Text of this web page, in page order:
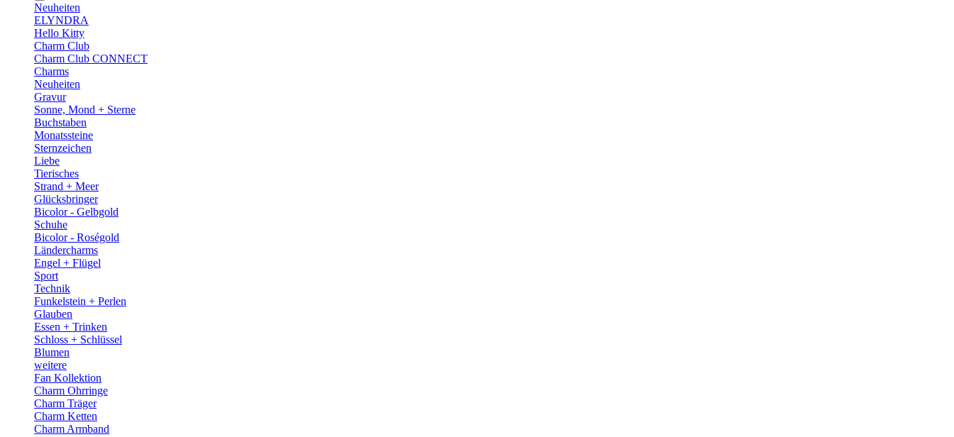
Neuheiten
ELYNDRA
Hello Kitty
Charm Club
Charm Club CONNECT
Charms
Neuheiten
Gravur
Sonne, Mond + Sterne
Buchstaben
Monatssteine
Sternzeichen
Liebe
Tierisches
Strand + Meer
Glücksbringer
Bicolor - Gelbgold
Schuhe
Bicolor - Roségold
Ländercharms
Engel + Flügel
Sport
Technik
Funkelstein + Perlen
Glauben
Essen + Trinken
Schloss + Schlüssel
Blumen
weitere
Fan Kollektion
Charm Ohrringe
Charm Träger
Charm Ketten
Charm Armband